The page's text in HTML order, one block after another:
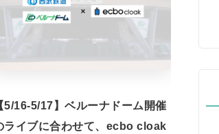
5/16-5/17】ベルーナドーム開催
ライブに合わせて、ecbo cloak